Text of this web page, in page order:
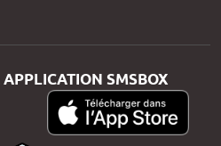
SMSBOX